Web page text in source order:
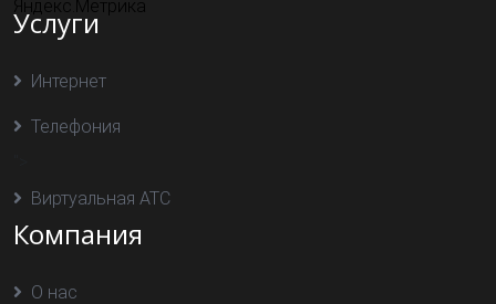
Услуги
Интернет
Телефония
Виртуальная АТС
Компания
О нас